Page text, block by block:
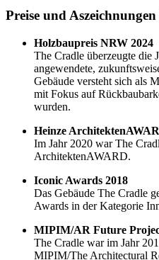
Preise und
Holzbaupreis NRW 2024
The Cradle überzeugte die
angewendete,
Gebäude versteht sich als
mit Fokus auf
wurden.
Heinze
Im Jahr 2020 war The
ArchitektenAWARD.
Iconic Awards 2018
Das Gebäude The Cradle
Awards in der Kategorie
MIPIM/AR Future
The Cradle war im Jahr
MIPIM/The Architectural